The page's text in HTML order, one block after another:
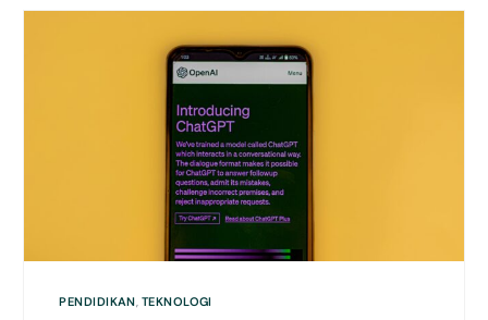
PENDIDIKAN TEKNOLOGI